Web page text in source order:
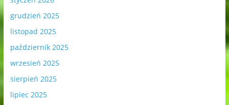
grudzień 2025
listopad 2025
październik 2025
wrzesień 2025
sierpień 2025
lipiec 2025